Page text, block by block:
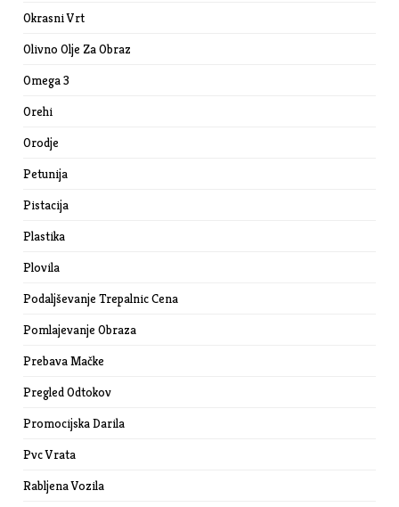
Okrasni Vrt
Olivno Olje Za Obraz
Omega 3
Orehi
Orodje
Petunija
Pistacija
Plastika
Plovila
Podaljševanje Trepalnic Cena
Pomlajevanje Obraza
Prebava Mačke
Pregled Odtokov
Promocijska Darila
Pvc Vrata
Rabljena Vozila